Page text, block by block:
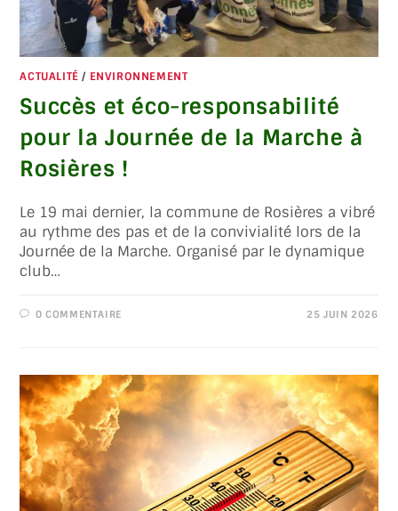
ACTUALITÉ / ENVIRONNEMENT
Succès et éco-responsabilité
pour la Journée de la Marche à
Rosières !
Le 19 mai dernier, la commune de Rosières a vibré
au rythme des pas et de la convivialité lors de la
Journée de la Marche. Organisé par le dynamique
club…
0 COMMENTAIRE 25 JUIN 2026